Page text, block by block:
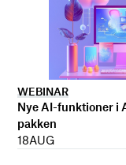
WEBINAR
Nye AI-funktioner i
pakken
18AUG